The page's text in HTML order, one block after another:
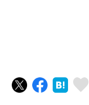
ツイートシェア はてブ